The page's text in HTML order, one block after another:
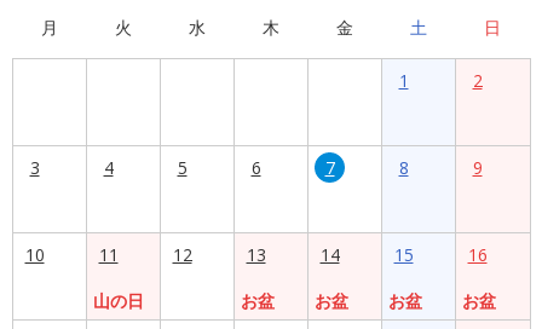
月 火 水 木 金 土 日
1 2
3 4 5 6 7 8 9
10
11
山の日
12
13
お盆
14
お盆
15
お盆
16
お盆